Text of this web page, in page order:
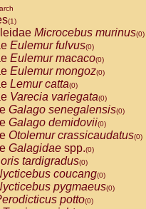
Cebus capucinus
Cebus nigrivittatus
Cebus spp.(0)
Saimiri boliviensis(0)
Saimiri sciureus(0)
caraya(0)
fusca(0)
seniculus(0)
spp.(0)
belzebuth(0)
geoffroyi(0)
paniscus(0)
spp.(0)
lagothricha(0)
lagothricha cana
Cacajao calvus
(1)
Microcebus murinus(0)
Eulemur fulvus(0)
Eulemur macaco(0)
Eulemur mongoz(0)
Lemur catta(0)
Varecia variegata(0)
Galago senegalensis(0)
Galago demidovii(0)
Otolemur crassicaudatus(0)
Galagidae spp.(0)
tardigradus(0)
coucang(0)
pygmaeus(0)
potto(0)